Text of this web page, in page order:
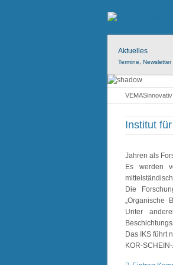
Aktuelles
Termine, Newsletter
VEMASinnovativ
Institut
Jahren als
Es werden
Die
„Organische
Unter
Das IKS führt
KOR-